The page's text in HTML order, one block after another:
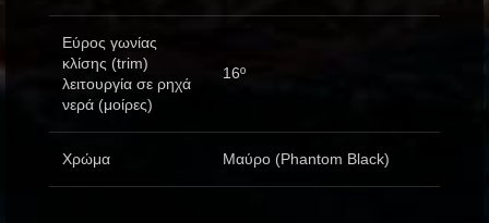
Εύρος γωνίας
κλίσης (trim)
λειτουργία σε ρηχά
νερά (μοίρες)
16º
Χρώμα Μαύρο (Phantom Black)